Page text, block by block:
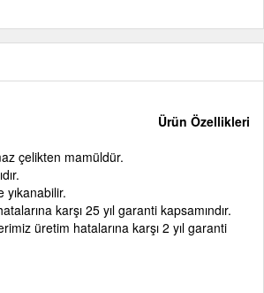
Özellikleri
çelikten mamüldür.
yıkanabilir.
karşı 25 yıl garanti kapsamındır.
üretim hatalarına karşı 2 yıl garanti